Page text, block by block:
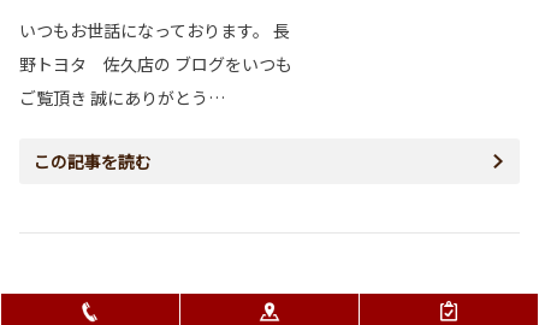
いつもお世話になっております。 長
野トヨタ 佐久店の ブログをいつも
ご覧頂き 誠にありがとう…
この記事を読む